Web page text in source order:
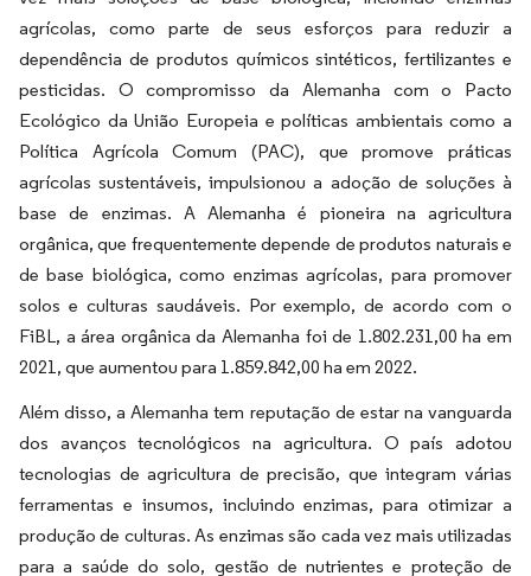
agrícolas, como parte de seus esforços para reduzir a
dependência de produtos químicos sintéticos, fertilizantes e
pesticidas. O compromisso da Alemanha com o Pacto
Ecológico da União Europeia e políticas ambientais como a
Política Agrícola Comum (PAC), que promove práticas
agrícolas sustentáveis, impulsionou a adoção de soluções à
base de enzimas. A Alemanha é pioneira na agricultura
orgânica, que frequentemente depende de produtos naturais e
de base biológica, como enzimas agrícolas, para promover
solos e culturas saudáveis. Por exemplo, de acordo com o
FiBL, a área orgânica da Alemanha foi de 1.802.231,00 ha em
2021, que aumentou para 1.859.842,00 ha em 2022.
Além disso, a Alemanha tem reputação de estar na vanguarda
dos avanços tecnológicos na agricultura. O país adotou
tecnologias de agricultura de precisão, que integram várias
ferramentas e insumos, incluindo enzimas, para otimizar a
produção de culturas. As enzimas são cada vez mais utilizadas
para a saúde do solo, gestão de nutrientes e proteção de